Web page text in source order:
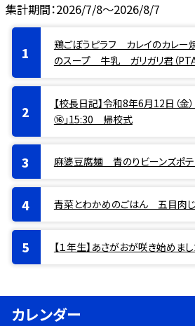
集計期間：2026/7/8～2026/8/7
鶏ごぼうピラフ カレイのカレ
のスープ 牛乳 ガリガリ君（PTA
【校長日記】令和8年6月12日（金
⑯」15:30 帰校式
麻婆豆腐麺 青のりビーンズポ
青菜とわかめのごはん 五目
【１年生】あさがおが咲き始めまし
カレンダー